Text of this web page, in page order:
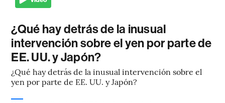
¿Qué hay detrás de la inusual
intervención sobre el yen por parte de
EE. UU. y Japón?
¿Qué hay detrás de la inusual intervención sobre el
yen por parte de EE. UU. y Japón?